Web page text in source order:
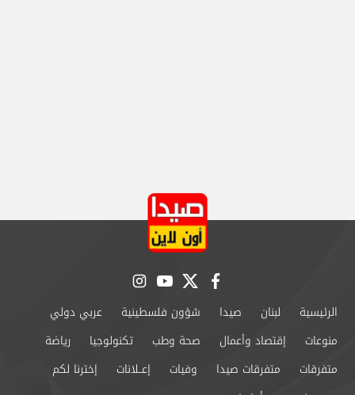
facebook
twitter
youtube
instagram
الرئيسية لبنان صيدا شؤون فلسطينية
عربي دولي
منوعات
إقتصاد وأعمال صحة وطب تكنولوجيا
رياضة
متفرقات
متفرقات صيدا وفيات إعــلانات
إخترنا لكم